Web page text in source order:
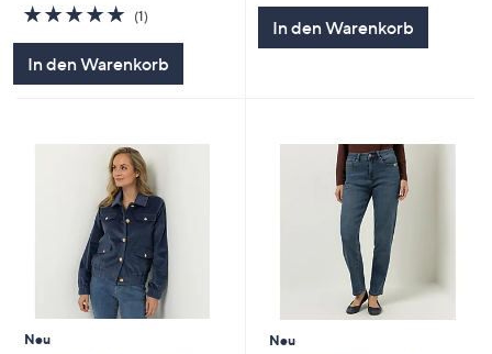
5.0
von
(1)1
In den Warenkorb
In den Warenkorb
Neu
Neu